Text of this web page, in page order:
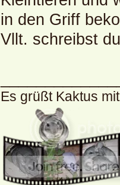
in den Griff
Vllt. schreibst
Es grüßt Kaktus